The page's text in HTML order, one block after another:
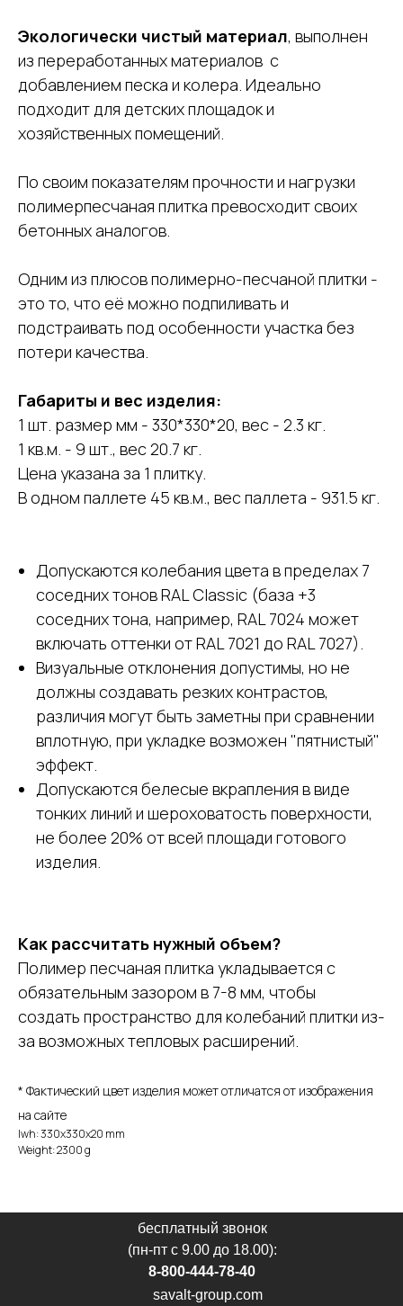
Экологически чистый материал, выполнен
из переработанных материалов с
добавлением песка и колера. Идеально
подходит для детских площадок и
хозяйственных помещений.
По своим показателям прочности и нагрузки
полимерпесчаная плитка превосходит своих
бетонных аналогов.
Одним из плюсов полимерно-песчаной плитки -
это то, что её можно подпиливать и
подстраивать под особенности участка без
потери качества.
Габариты и вес изделия:
1 шт. размер мм - 330*330*20, вес - 2.3 кг.
1 кв.м. - 9 шт., вес 20.7 кг.
Цена указана за 1 плитку.
В одном паллете 45 кв.м., вес паллета - 931.5 кг.
Допускаются колебания цвета в пределах 7
соседних тонов RAL Classic (база +3
соседних тона, например, RAL 7024 может
включать оттенки от RAL 7021 до RAL 7027).
Визуальные отклонения допустимы, но не
должны создавать резких контрастов,
различия могут быть заметны при сравнении
вплотную, при укладке возможен "пятнистый"
эффект.
Допускаются белесые вкрапления в виде
тонких линий и шероховатость поверхности,
не более 20% от всей площади готового
изделия.
Как рассчитать нужный объем?
Полимер песчаная плитка укладывается с
обязательным зазором в 7-8 мм, чтобы
создать пространство для колебаний плитки из-
за возможных тепловых расширений.
* Фактический цвет изделия может отличатся от изображения
на сайте
lwh: 330x330x20 mm
Weight: 2300 g
бесплатный звонок
(пн-пт с 9.00 до 18.00):
8-800-444-78-40
savalt-group.com